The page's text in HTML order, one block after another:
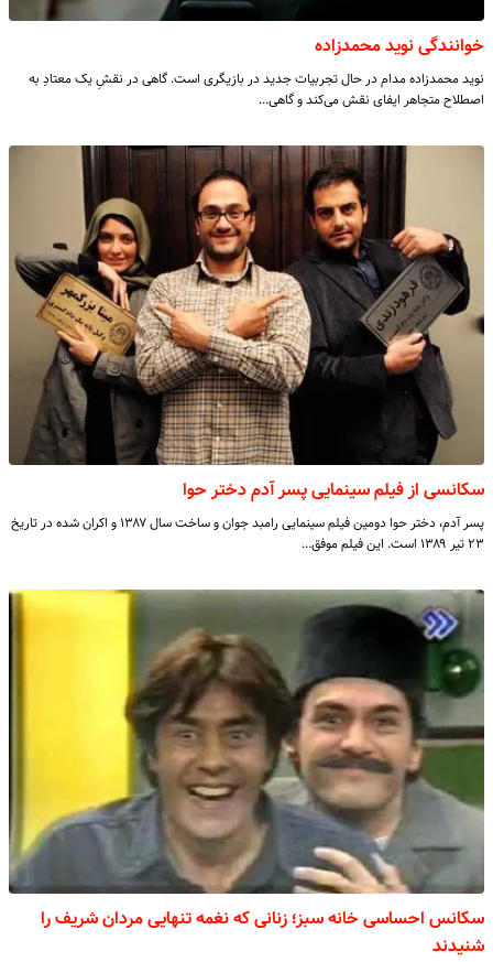
خوانندگی نوید محمدزاده
نوید محمدزاده مدام در حال تجربیات جدید در بازیگری است. گاهی در نقشِ یک معتادِ به
اصطلاح متجاهر ایفای نقش می‌کند و گاهی…
سکانسی از فیلم سینمایی پسر آدم دختر حوا
پسر آدم، دختر حوا دومین فیلم سینمایی رامبد جوان و ساخت سال ۱۳۸۷ و اکران شده در تاریخ
۲۳ تیر ۱۳۸۹ است. این فیلم موفق…
سکانس احساسی خانه سبز؛ زنانی که نغمه تنهایی مردان شریف را
شنیدند